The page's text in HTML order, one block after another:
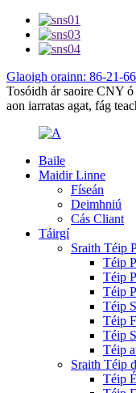
Glaoigh orainn: 86-21-
Tosóidh ár saoire CNY
aon iarratas agat, fág
Baile
Maidir Linne
Físeán
Deimhniú
Cás Cliant
Táirgí
Sraith Téip
Téip
Téip
Téip
Téip
Téip
Téip
Téip
Sraith Téip
Téip